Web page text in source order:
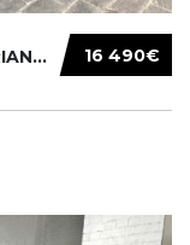
16 490€
VOLKSWAGEN GOLF VII(AU)3/5P/VARIANT(12-16 20...